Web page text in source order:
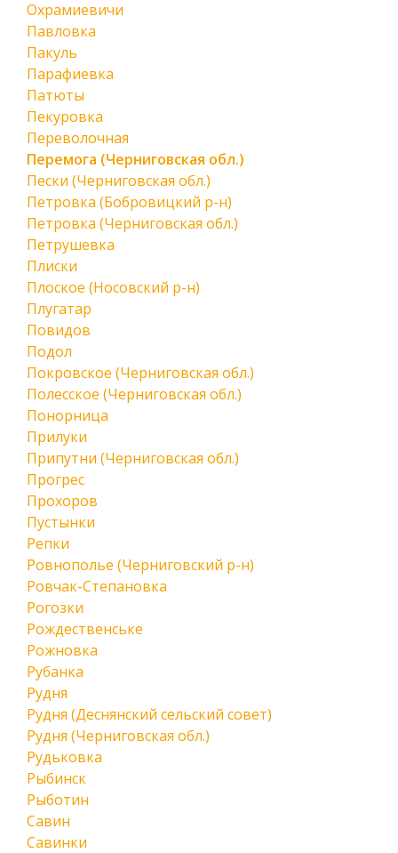
Охрамиевичи
Павловка
Пакуль
Парафиевка
Патюты
Пекуровка
Переволочная
Перемога (Черниговская обл.)
Пески (Черниговская обл.)
Петровка (Бобровицкий р-н)
Петровка (Черниговская обл.)
Петрушевка
Плиски
Плоское (Носовский р-н)
Плугатар
Повидов
Подол
Покровское (Черниговская обл.)
Полесское (Черниговская обл.)
Понорница
Прилуки
Припутни (Черниговская обл.)
Прогрес
Прохоров
Пустынки
Репки
Ровнополье (Черниговский р-н)
Ровчак-Степановка
Рогозки
Рождественське
Рожновка
Рубанка
Рудня
Рудня (Деснянский сельский совет)
Рудня (Черниговская обл.)
Рудьковка
Рыбинск
Рыботин
Савин
Савинки